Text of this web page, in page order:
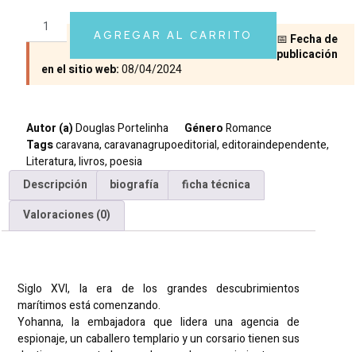
AGREGAR AL CARRITO 📅 Fecha de
publicación
en el sitio web:08/04/2024
Autor (a)Douglas Portelinha GéneroRomance
Tagscaravana,caravanagrupoeditorial,editoraindependente,
Literatura,livros,poesia
Descripción
biografía
ficha técnica
Valoraciones (0)
Siglo XVI, la era de los grandes descubrimientos
marítimos está comenzando.
Yohanna, la embajadora que lidera una agencia de
espionaje, un caballero templario y un corsario tienen sus